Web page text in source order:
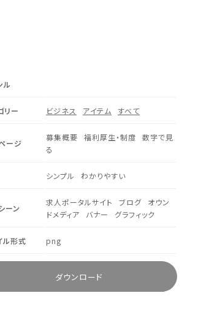
ル
リー ビジネス アイテム すべて
ージ
募集概要 福利厚生・制度
数字で見
る
シンプル わかりやすい
ーン
求人ポータルサイト ブログ
オウン
ドメディア
バナー グラフィック
ル形式 png
ダウンロード